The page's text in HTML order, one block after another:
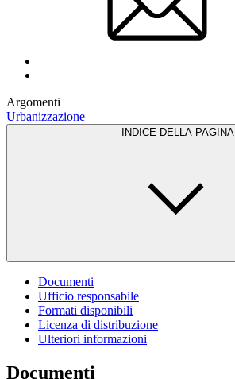
Argomenti
Urbanizzazione
INDICE DELLA PAGINA
Documenti
Ufficio responsabile
Formati disponibili
Licenza di distribuzione
Ulteriori informazioni
Documenti